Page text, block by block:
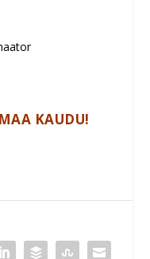
KAUDU!